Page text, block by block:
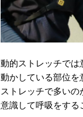
動的ストレッチでは
動かしている部位を
ストレッチで多いの
意識して呼吸をする